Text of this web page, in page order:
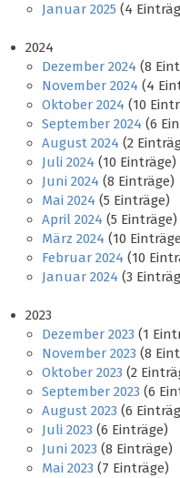
Januar 2025 (4
2024
Dezember 2024 (8
November 2024 (4
Oktober 2024 (10
September 2024 (6
August 2024 (2
Juli 2024 (10 Einträge)
Juni 2024 (8 Einträge)
Mai 2024 (5 Einträge)
April 2024 (5 Einträge)
März 2024 (10
Februar 2024 (10
Januar 2024 (3
2023
Dezember 2023 (1
November 2023 (8
Oktober 2023 (2
September 2023 (6
August 2023 (6
Juli 2023 (6 Einträge)
Juni 2023 (8 Einträge)
Mai 2023 (7 Einträge)